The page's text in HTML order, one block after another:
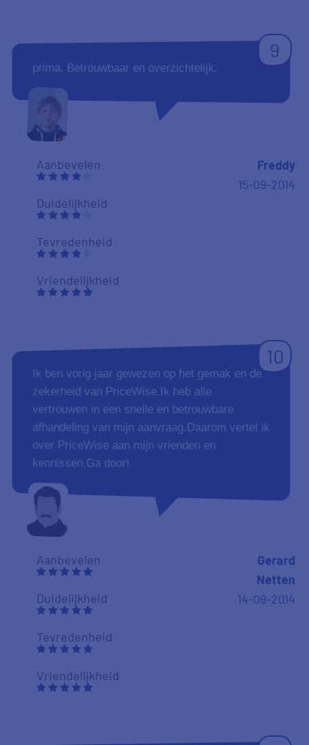
9
prima. Betrouwbaar en overzichtelijk.
Aanbevelen
Duidelijkheid
Tevredenheid
Vriendelijkheid
Freddy
15-09-2014
10
Ik ben vorig jaar gewezen op het gemak en de
zekerheid van PriceWise.Ik heb alle
vertrouwen in een snelle en betrouwbare
afhandeling van mijn aanvraag.Daarom vertel ik
over PriceWise aan mijn vrienden en
kennissen.Ga door!
Aanbevelen
Duidelijkheid
Tevredenheid
Vriendelijkheid
Gerard
Netten
14-09-2014